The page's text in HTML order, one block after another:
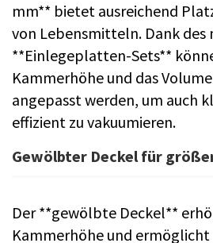
mm** bietet ausreichend
von Lebensmitteln. Dank
**Einlegeplatten-Sets**
Kammerhöhe und das
angepasst werden, um auch
effizient zu vakuumieren.
Gewölbter Deckel für
Der **gewölbte Deckel**
Kammerhöhe und ermöglicht